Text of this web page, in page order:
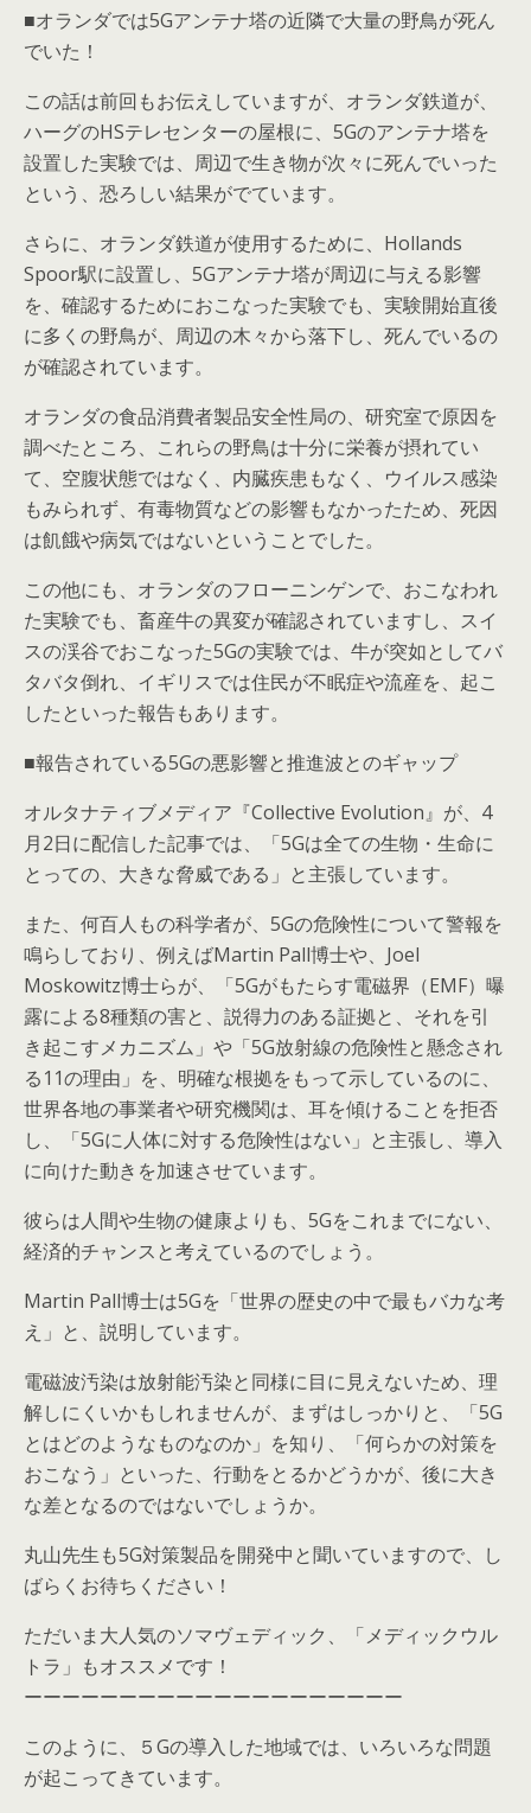
■オランダでは5Gアンテナ塔の近隣で大量の野鳥が死ん
でいた！
この話は前回もお伝えしていますが、オランダ鉄道が、
ハーグのHSテレセンターの屋根に、5Gのアンテナ塔を
設置した実験では、周辺で生き物が次々に死んでいった
という、恐ろしい結果がでています。
さらに、オランダ鉄道が使用するために、Hollands
Spoor駅に設置し、5Gアンテナ塔が周辺に与える影響
を、確認するためにおこなった実験でも、実験開始直後
に多くの野鳥が、周辺の木々から落下し、死んでいるの
が確認されています。
オランダの食品消費者製品安全性局の、研究室で原因を
調べたところ、これらの野鳥は十分に栄養が摂れてい
て、空腹状態ではなく、内臓疾患もなく、ウイルス感染
もみられず、有毒物質などの影響もなかったため、死因
は飢餓や病気ではないということでした。
この他にも、オランダのフローニンゲンで、おこなわれ
た実験でも、畜産牛の異変が確認されていますし、スイ
スの渓谷でおこなった5Gの実験では、牛が突如としてバ
タバタ倒れ、イギリスでは住民が不眠症や流産を、起こ
したといった報告もあります。
■報告されている5Gの悪影響と推進波とのギャップ
オルタナティブメディア『Collective Evolution』が、4
月2日に配信した記事では、「5Gは全ての生物・生命に
とっての、大きな脅威である」と主張しています。
また、何百人もの科学者が、5Gの危険性について警報を
鳴らしており、例えばMartin Pall博士や、Joel
Moskowitz博士らが、「5Gがもたらす電磁界（EMF）曝
露による8種類の害と、説得力のある証拠と、それを引
き起こすメカニズム」や「5G放射線の危険性と懸念され
る11の理由」を、明確な根拠をもって示しているのに、
世界各地の事業者や研究機関は、耳を傾けることを拒否
し、「5Gに人体に対する危険性はない」と主張し、導入
に向けた動きを加速させています。
彼らは人間や生物の健康よりも、5Gをこれまでにない、
経済的チャンスと考えているのでしょう。
Martin Pall博士は5Gを「世界の歴史の中で最もバカな考
え」と、説明しています。
電磁波汚染は放射能汚染と同様に目に見えないため、理
解しにくいかもしれませんが、まずはしっかりと、「5G
とはどのようなものなのか」を知り、「何らかの対策を
おこなう」といった、行動をとるかどうかが、後に大き
な差となるのではないでしょうか。
丸山先生も5G対策製品を開発中と聞いていますので、し
ばらくお待ちください！
ただいま大人気のソマヴェディック、「メディックウル
トラ」もオススメです！
ーーーーーーーーーーーーーーーーーーーー
このように、５Gの導入した地域では、いろいろな問題
が起こってきています。